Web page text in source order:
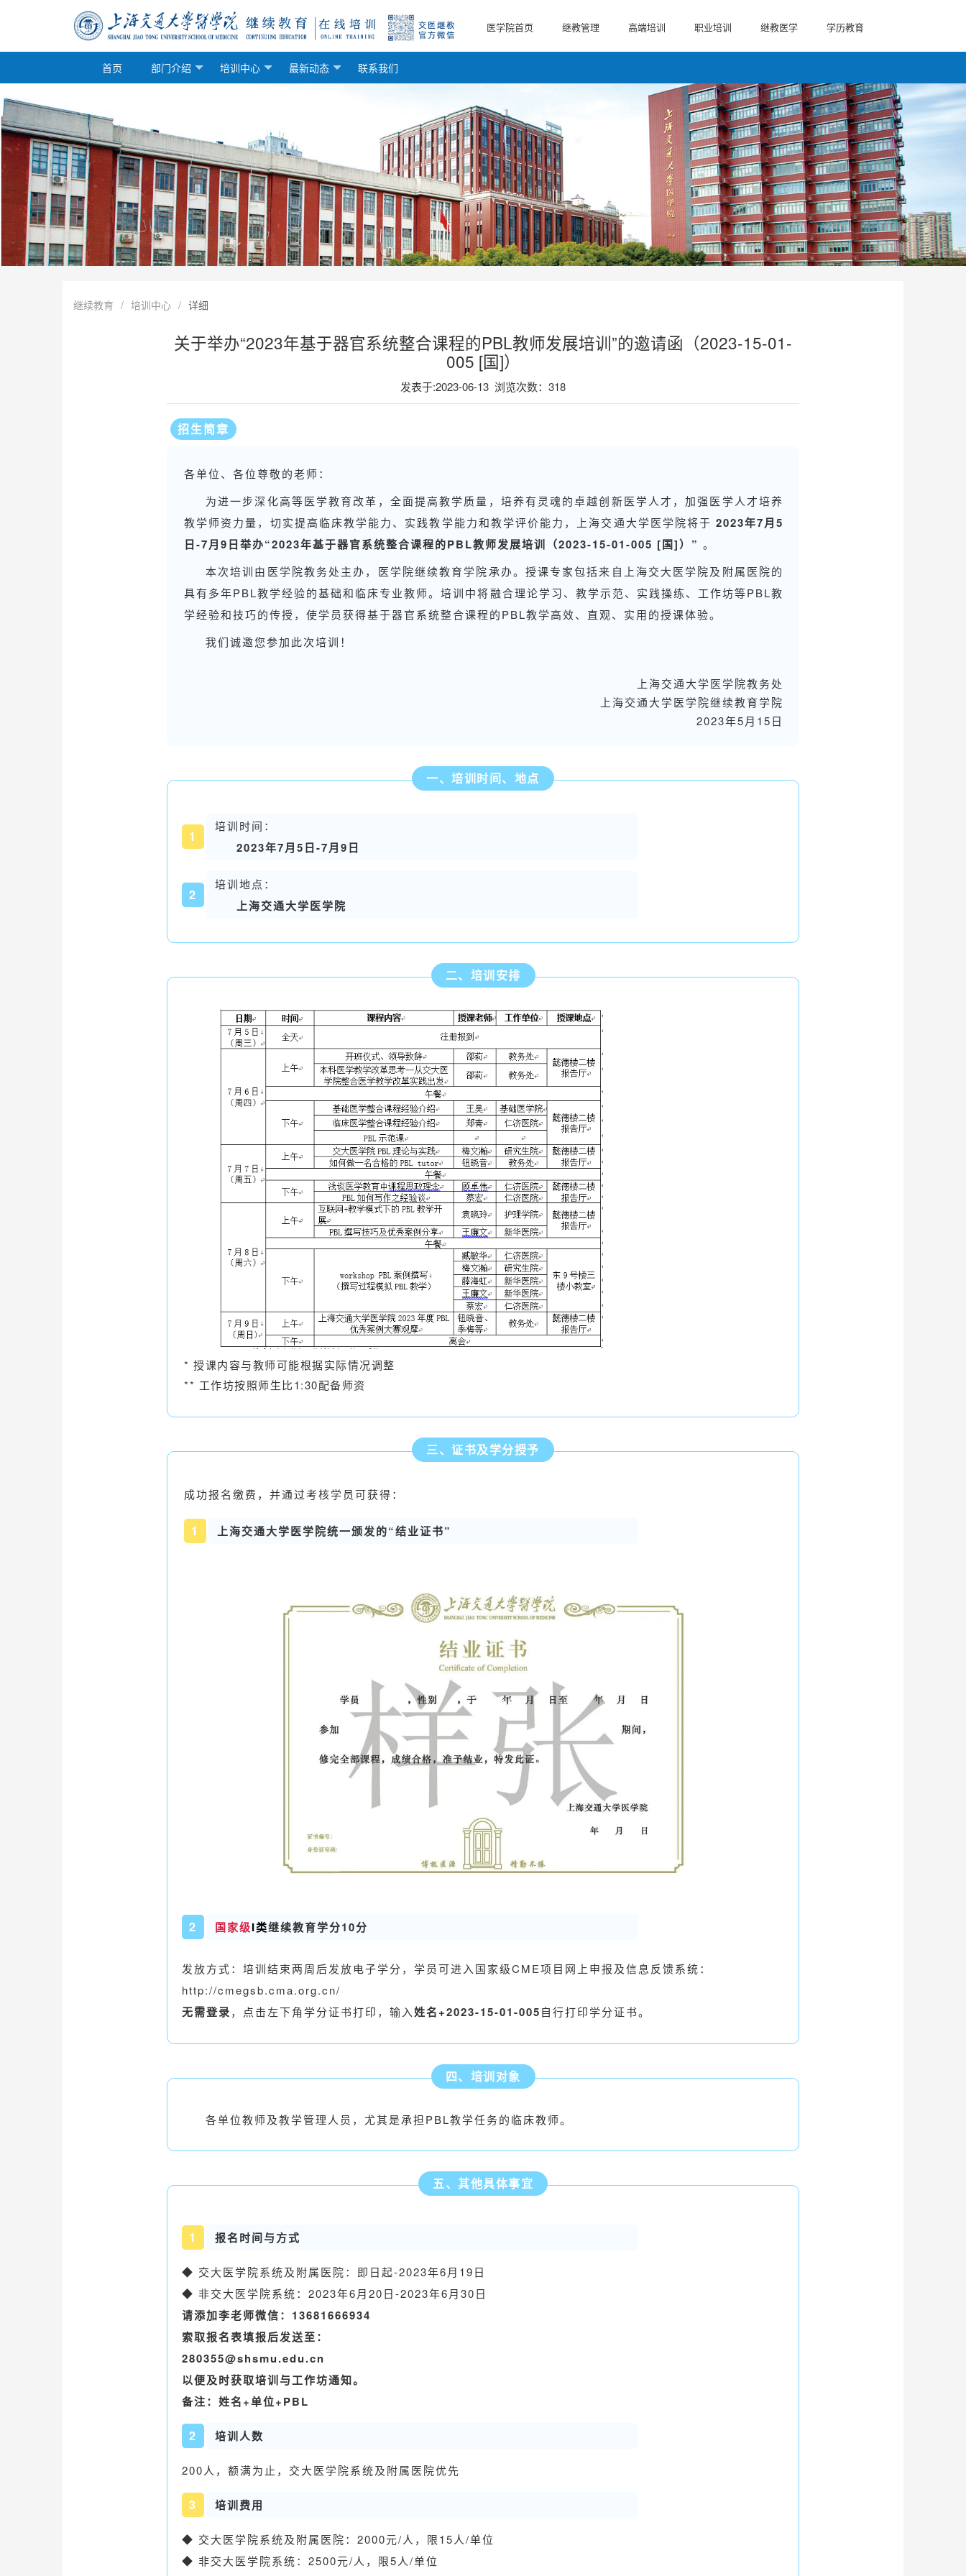
医学院首页 继教管理 高端培训 职业培训 继教医学 学历教育
首页 部门介绍 培训中心 最新动态 联系我们
继续教育 / 培训中心 / 详细
关于举办“2023年基于器官系统整合课程的PBL教师发展培训”的邀请函（2023-15-01-
005 [国]）
发表于:2023-06-13 浏览次数： 318
招生简章
各单位、各位尊敬的老师：
为进一步深化高等医学教育改革，全面提高教学质量，培养有灵魂的卓越创新医学人才，加强医学人才培养
教学师资力量，切实提高临床教学能力、实践教学能力和教学评价能力，上海交通大学医学院将于 2023年7月5
日-7月9日举办“2023年基于器官系统整合课程的PBL教师发展培训（2023-15-01-005 [国]）” 。
本次培训由医学院教务处主办，医学院继续教育学院承办。授课专家包括来自上海交大医学院及附属医院的
具有多年PBL教学经验的基础和临床专业教师。培训中将融合理论学习、教学示范、实践操练、工作坊等PBL教
学经验和技巧的传授，使学员获得基于器官系统整合课程的PBL教学高效、直观、实用的授课体验。
我们诚邀您参加此次培训！
上海交通大学医学院教务处
上海交通大学医学院继续教育学院
2023年5月15日
一、培训时间、地点
1
培训时间：
2023年7月5日-7月9日
2
培训地点：
上海交通大学医学院
二、培训安排
* 授课内容与教师可能根据实际情况调整
** 工作坊按照师生比1:30配备师资
三、证书及学分授予
成功报名缴费，并通过考核学员可获得：
1 上海交通大学医学院统一颁发的“结业证书”
2 国家级I类继续教育学分10分
发放方式：培训结束两周后发放电子学分，学员可进入国家级CME项目网上申报及信息反馈系统：
http://cmegsb.cma.org.cn/
无需登录，点击左下角学分证书打印，输入姓名+2023-15-01-005自行打印学分证书。
四、培训对象
各单位教师及教学管理人员，尤其是承担PBL教学任务的临床教师。
五、其他具体事宜
1 报名时间与方式
◆ 交大医学院系统及附属医院：即日起-2023年6月19日
◆ 非交大医学院系统：2023年6月20日-2023年6月30日
请添加李老师微信：13681666934
索取报名表填报后发送至：
280355@shsmu.edu.cn
以便及时获取培训与工作坊通知。
备注：姓名+单位+PBL
2 培训人数
200人，额满为止，交大医学院系统及附属医院优先
3 培训费用
◆ 交大医学院系统及附属医院：2000元/人，限15人/单位
◆ 非交大医学院系统：2500元/人，限5人/单位